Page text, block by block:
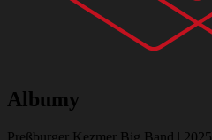
Albumy